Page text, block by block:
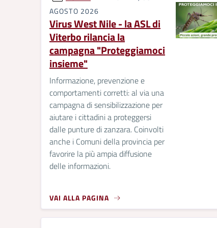
AGOSTO 2026
Virus West Nile - la ASL di
Viterbo rilancia la
campagna "Proteggiamoci
insieme"
Informazione, prevenzione e
comportamenti corretti: al via una
campagna di sensibilizzazione per
aiutare i cittadini a proteggersi
dalle punture di zanzara. Coinvolti
anche i Comuni della provincia per
favorire la più ampia diffusione
delle informazioni.
VAI ALLA PAGINA